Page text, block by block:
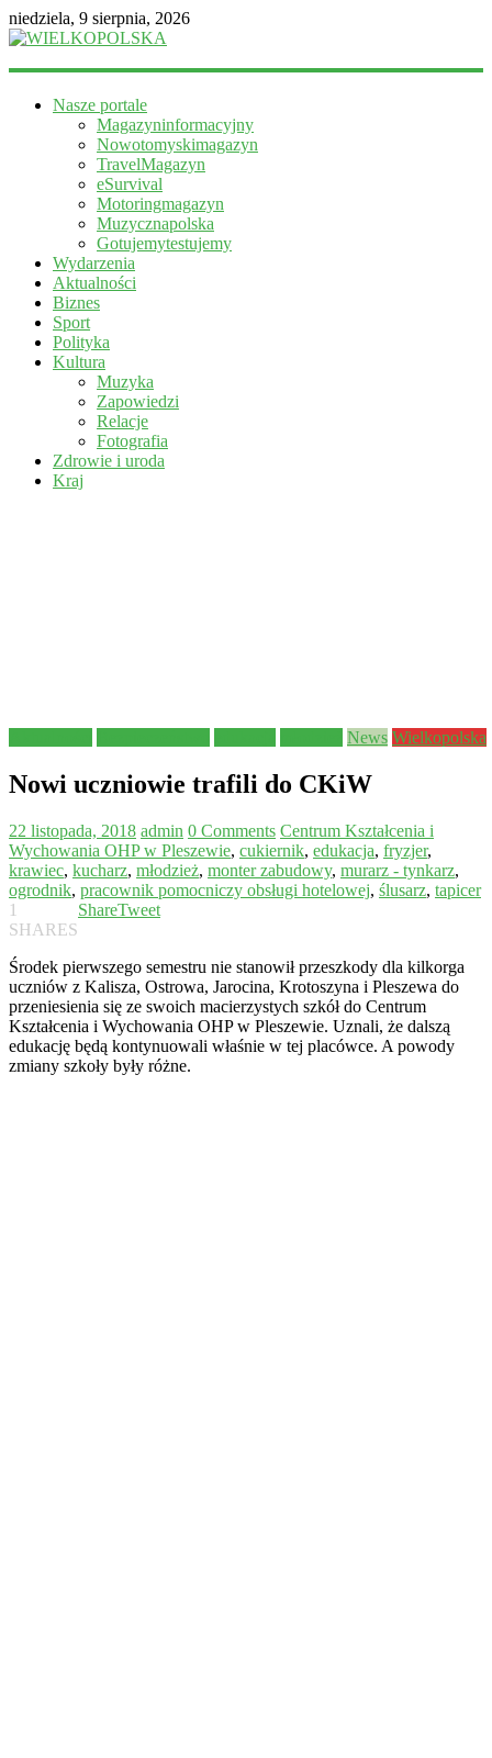
niedziela, 9 sierpnia, 2026
WIELKOPOLSKA
informacyjny
Nasze portale
Magazyninformacyjny
Nowotomyskimagazyn
TravelMagazyn
eSurvival
Motoringmagazyn
Muzycznapolska
Gotujemytestujemy
Wydarzenia
Aktualności
Biznes
Sport
Polityka
Kultura
Muzyka
Zapowiedzi
Relacje
Fotografia
Zdrowie i uroda
Kraj
News Wielkopolska
Nowi uczniowie trafili do CKiW
22 listopada, 2018 admin 0 Comments Centrum Kształcenia i
Wychowania OHP w Pleszewie, cukiernik, edukacja, fryzjer,
krawiec, kucharz, młodzież, monter zabudowy, murarz - tynkarz,
ogrodnik, pracownik pomocniczy obsługi hotelowej, ślusarz, tapicer
1
SHARES
ShareTweet
Środek pierwszego semestru nie stanowił przeszkody dla kilkorga
uczniów z Kalisza, Ostrowa, Jarocina, Krotoszyna i Pleszewa do
przeniesienia się ze swoich macierzystych szkół do Centrum
Kształcenia i Wychowania OHP w Pleszewie. Uznali, że dalszą
edukację będą kontynuowali właśnie w tej placówce. A powody
zmiany szkoły były różne.